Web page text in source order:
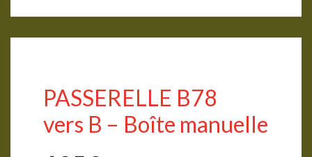
PASSERELLE B78
vers B – Boîte manuelle